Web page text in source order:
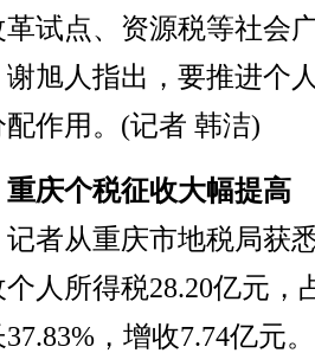
革试点、资源税等社会
人指出，要推进个人
配作用。(记者 韩洁)
重庆个税征收大幅提高
从重庆市地税局获悉
人所得税28.20亿元，
，增收7.74亿元